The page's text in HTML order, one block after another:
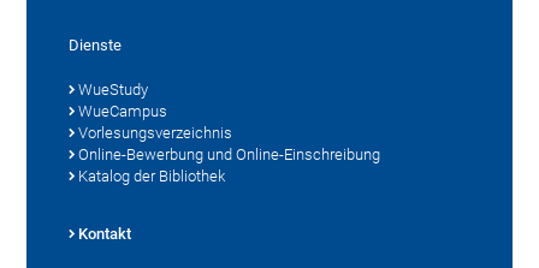
Dienste
WueStudy
WueCampus
Vorlesungsverzeichnis
Online-Bewerbung und Online-Einschreibung
Katalog der Bibliothek
Kontakt